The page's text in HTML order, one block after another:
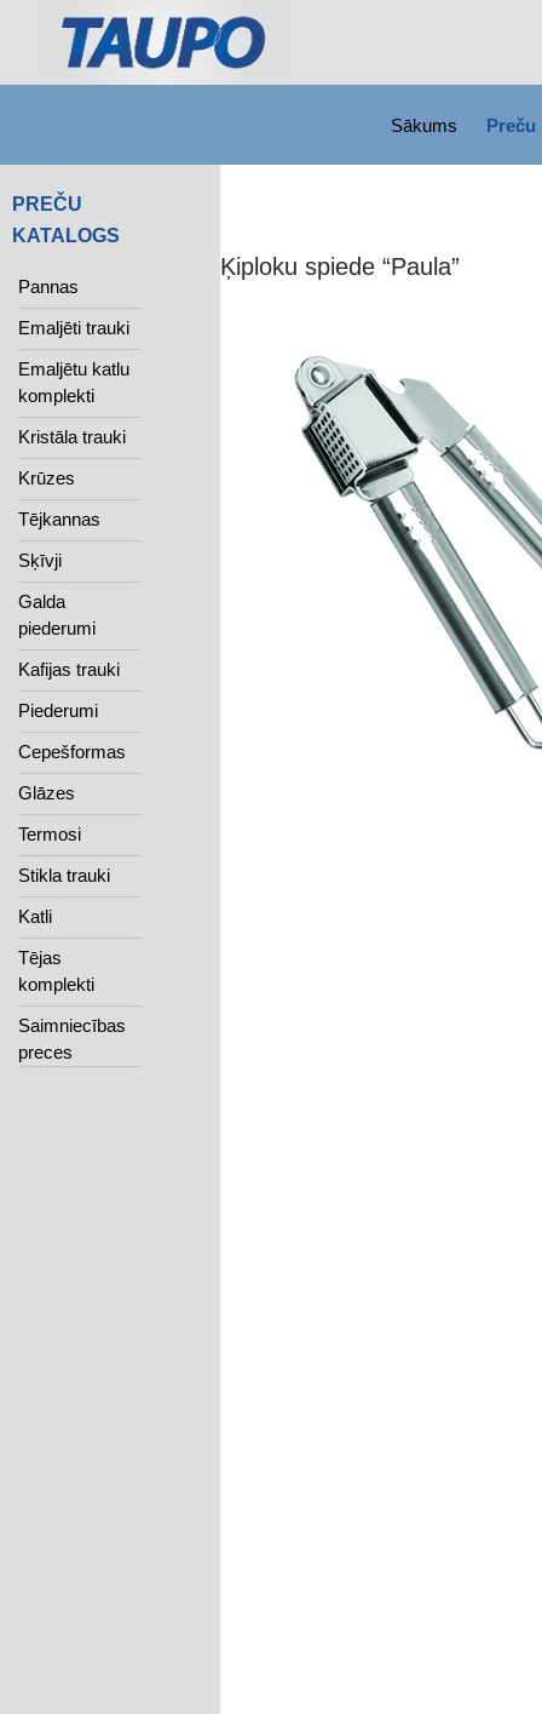
Sākums Preču
Ķiploku spiede “Paula”
PREČU
KATALOGS
Pannas
Emaljēti trauki
Emaljētu katlu
komplekti
Kristāla trauki
Krūzes
Tējkannas
Sķīvji
Galda
piederumi
Kafijas trauki
Piederumi
Cepešformas
Glāzes
Termosi
Stikla trauki
Katli
Tējas
komplekti
Saimniecības
preces